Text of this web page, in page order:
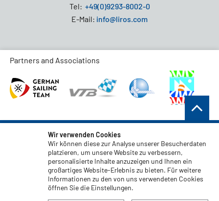
Tel: +49(0)9293-8002-0
E-Mail: info@liros.com
Partners and Associations
AGB
Datenschutz
Haftungsauschluss
Impressum
Code of Conduct
Wir verwenden Cookies
Wir können diese zur Analyse unserer Besucherdaten
platzieren, um unsere Website zu verbessern,
personalisierte Inhalte anzuzeigen und Ihnen ein
großartiges Website-Erlebnis zu bieten. Für weitere
Informationen zu den von uns verwendeten Cookies
öffnen Sie die Einstellungen.